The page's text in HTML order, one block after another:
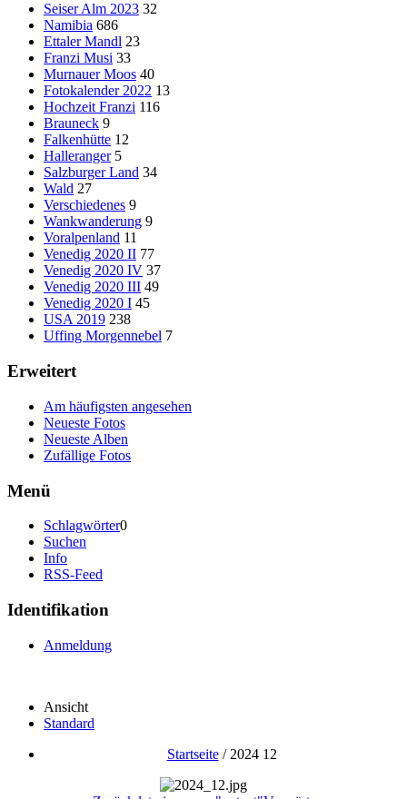
Seiser Alm 2023 32
Namibia 686
Ettaler Mandl 23
Franzi Musi 33
Murnauer Moos 40
Fotokalender 2022 13
Hochzeit Franzi 116
Brauneck 9
Falkenhütte 12
Halleranger 5
Salzburger Land 34
Wald 27
Verschiedenes 9
Wankwanderung 9
Voralpenland 11
Venedig 2020 II 77
Venedig 2020 IV 37
Venedig 2020 III 49
Venedig 2020 I 45
USA 2019 238
Uffing Morgennebel 7
Erweitert
Am häufigsten angesehen
Neueste Fotos
Neueste Alben
Zufällige Fotos
Menü
Schlagwörter0
Suchen
Info
RSS-Feed
Identifikation
Anmeldung
Ansicht
Standard
Startseite/ 2024 12